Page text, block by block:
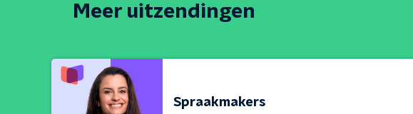
Meer uitzendingen
Spraakmakers